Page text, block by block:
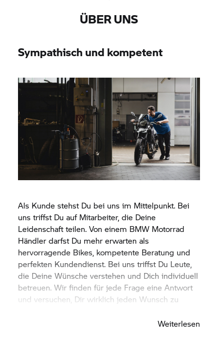
ÜBER UNS
Sympathisch und kompetent
Als Kunde stehst Du bei uns im Mittelpunkt. Bei
uns triffst Du auf Mitarbeiter, die Deine
Leidenschaft teilen. Von einem BMW Motorrad
Händler darfst Du mehr erwarten als
hervorragende Bikes, kompetente Beratung und
perfekten Kundendienst. Bei uns triffst Du Leute,
die Deine Wünsche verstehen und Dich individuell
betreuen. Wir finden für jede Frage eine Antwort
und versuchen, Dir wirklich jeden Wunsch zu
Weiterlesen